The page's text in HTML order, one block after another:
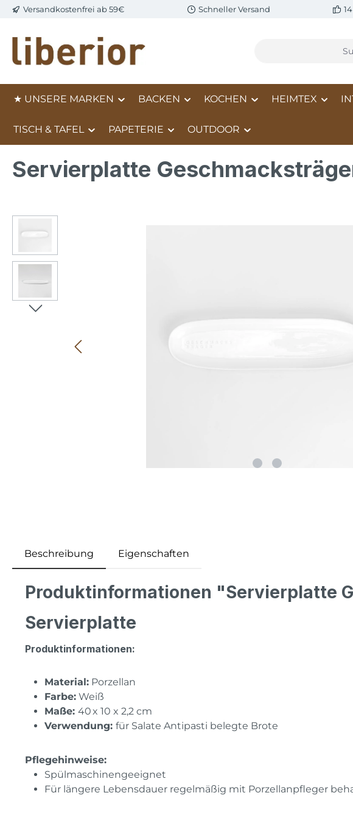
Hauptinhalt springen
Zur Suche springen
Zur Hauptnavigation springen
Versandkostenfrei ab 59€ Schneller Versand
★ UNSERE MARKEN BACKEN KOCHEN HEIMTEX
TISCH & TAFEL PAPETERIE OUTDOOR
Servierplatte
Beschreibung Eigenschaften
Produktinformationen "Servierplatte
Servierplatte
Produktinformationen:
Material: Porzellan
Farbe: Weiß
Maße: 40 x 10 x 2,2 cm
Verwendung: für Salate Antipasti belegte Brote
Pflegehinweise:
Spülmaschinengeeignet
Für längere Lebensdauer regelmäßig mit Porzellanpfleger